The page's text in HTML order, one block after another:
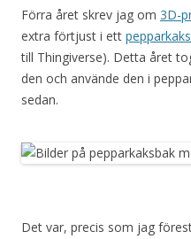
Förra året skrev jag om 3D-
extra förtjust i ett
till Thingiverse). Detta året
den och använde den i
sedan.
Det var, precis som jag